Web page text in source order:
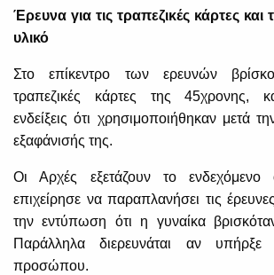
Έρευνα για τις τραπεζικές κάρτες και
υλικό
Στο επίκεντρο των ερευνών
τραπεζικές κάρτες της 45χρονης,
ενδείξεις ότι χρησιμοποιήθηκαν μετά
εξαφάνισής της.
Οι Αρχές εξετάζουν το
επιχείρησε να παραπλανήσει τις
την εντύπωση ότι η γυναίκα
Παράλληλα διερευνάται αν υπήρξε
προσώπου.